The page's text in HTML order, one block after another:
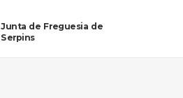
Junta de Freguesia de
Serpins